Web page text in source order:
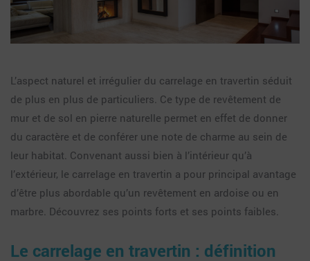
L’aspect naturel et irrégulier du carrelage en travertin séduit
de plus en plus de particuliers. Ce type de revêtement de
mur et de sol en pierre naturelle permet en effet de donner
du caractère et de conférer une note de charme au sein de
leur habitat. Convenant aussi bien à l’intérieur qu’à
l’extérieur, le carrelage en travertin a pour principal avantage
d’être plus abordable qu’un revêtement en ardoise ou en
marbre. Découvrez ses points forts et ses points faibles.
Le carrelage en travertin : définition